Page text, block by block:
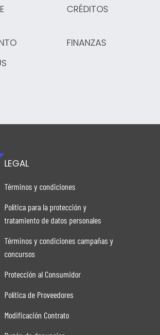
CRÉDITOS
FINANZAS
LEGAL
Términos y condiciones
Política para la protección y
tratamiento de datos personales
Términos y condiciones campañas y
concursos
Protección al Consumidor
Política de Proveedores
Modificación Contrato